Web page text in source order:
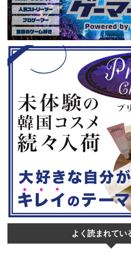
いことまで
しいデバ
しい環境を
みたりした
いかがでし
く遊べるゲーム、定番ゲ
タイトル ◆『LITTLE
リトルナイトメア-１＆
(Switch） ２Dアクショ
ムの2作のセットです。
Deluxe Edition』（PS5
よく読まれてい